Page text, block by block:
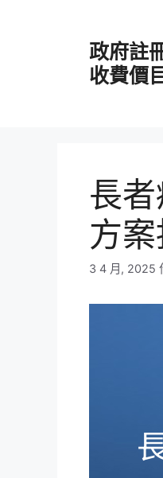
政府註
收費價
長
方
3 4 月, 2025